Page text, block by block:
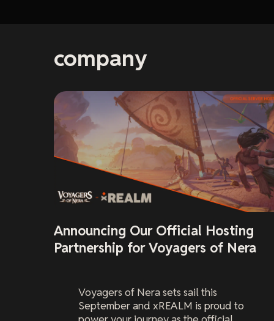
company
Announcing Our Official Hosting
Partnership for Voyagers of Nera
Voyagers of Nerasets sail this
September and xREALM is proud to